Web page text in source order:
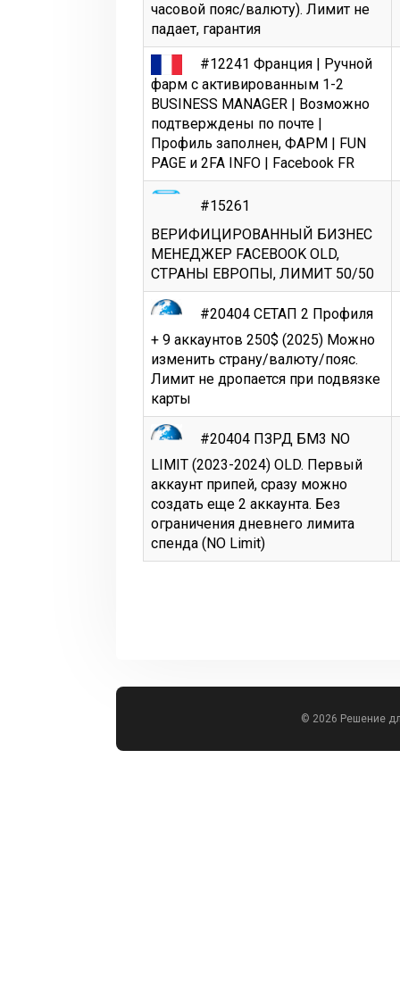
часовой пояс/валюту). Лимит не
падает, гарантия
#12241 Франция | Ручной
фарм с активированным 1-2
BUSINESS MANAGER | Возможно
подтверждены по почте |
Профиль заполнен, ФАРМ | FUN
PAGE и 2FA INFO | Facebook FR
#15261
ВЕРИФИЦИРОВАННЫЙ БИЗНЕС
МЕНЕДЖЕР FACEBOOK OLD,
СТРАНЫ ЕВРОПЫ, ЛИМИТ 50/50
#20404 СЕТАП 2 Профиля
+ 9 аккаунтов 250$ (2025) Можно
изменить страну/валюту/пояс.
Лимит не дропается при подвязке
карты
#20404 ПЗРД БМ3 NO
LIMIT (2023-2024) OLD. Первый
аккаунт припей, сразу можно
создать еще 2 аккаунта. Без
ограничения дневнего лимита
спенда (NO Limit)
© 2026 Решение